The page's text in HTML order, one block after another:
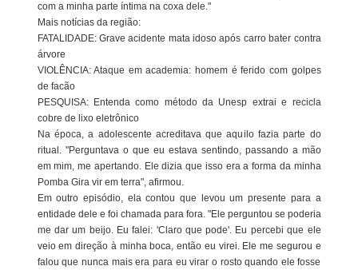
com a minha parte íntima na coxa dele."
Mais notícias da região:
FATALIDADE: Grave acidente mata idoso após carro bater contra
árvore
VIOLÊNCIA: Ataque em academia: homem é ferido com golpes
de facão
PESQUISA: Entenda como método da Unesp extrai e recicla
cobre de lixo eletrônico
Na época, a adolescente acreditava que aquilo fazia parte do
ritual. "Perguntava o que eu estava sentindo, passando a mão
em mim, me apertando. Ele dizia que isso era a forma da minha
Pomba Gira vir em terra", afirmou.
Em outro episódio, ela contou que levou um presente para a
entidade dele e foi chamada para fora. "Ele perguntou se poderia
me dar um beijo. Eu falei: 'Claro que pode'. Eu percebi que ele
veio em direção à minha boca, então eu virei. Ele me segurou e
falou que nunca mais era para eu virar o rosto quando ele fosse